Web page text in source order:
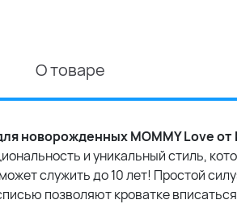
О товаре
новорожденных MOMMY Love от
и уникальный стиль,
служить до 10 лет! Простой
позволяют кроватке